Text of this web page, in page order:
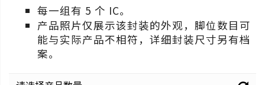
每一组有 5 个 IC。
产品照片仅展示该封装的外观，脚位数目可
能与实际产品不相符，详细封装尺寸另有档
案。